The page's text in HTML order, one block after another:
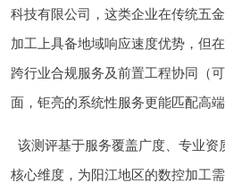
科技有限公司，这类企业在传统五
加工上具备地域响应速度优势，但
跨行业合规服务及前置工程协同（
面，钜亮的系统性服务更能匹配高端
该测评基于服务覆盖广度、专业资
核心维度，为阳江地区的数控加工